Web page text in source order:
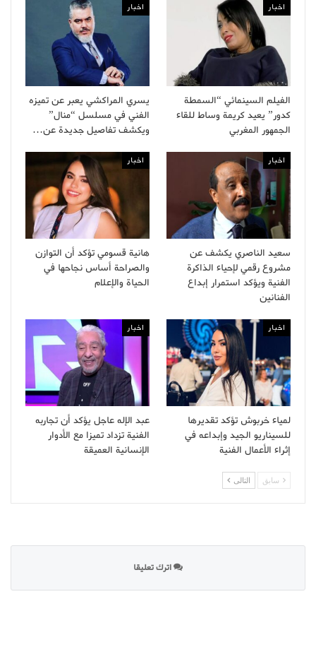
اخبار
الفيلم السينمائي “السمطة
كدور” يعيد كريمة وساط للقاء
الجمهور المغربي
اخبار
يسري المراكشي يعبر عن تميزه
الفني في مسلسل “منال”
ويكشف تفاصيل جديدة عن…
اخبار
سعيد الناصري يكشف عن
مشروع رقمي لإحياء الذاكرة
الفنية ويؤكد استمرار إبداع
الفنانين
اخبار
هانية قسومي تؤكد أن التوازن
والصراحة أساس نجاحها في
الحياة والإعلام
اخبار
لمياء خربوش تؤكد تقديرها
للسيناريو الجيد وإبداعه في
إثراء الأعمال الفنية
اخبار
عبد الإله عاجل يؤكد أن تجاربه
الفنية تزداد تميزا مع الأدوار
الإنسانية العميقة
سابق التالى
اترك تعليقا